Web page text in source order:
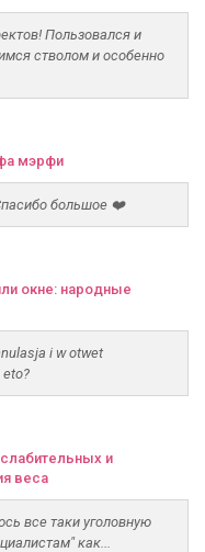
Пользовался и
стволом и особенно
мэрфи
большое ❤️
окне: народные
i w otwet
и
веса
все таки уголовную
как...